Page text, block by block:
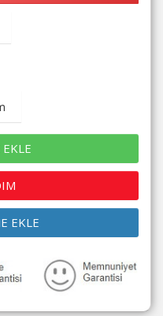
EKLE